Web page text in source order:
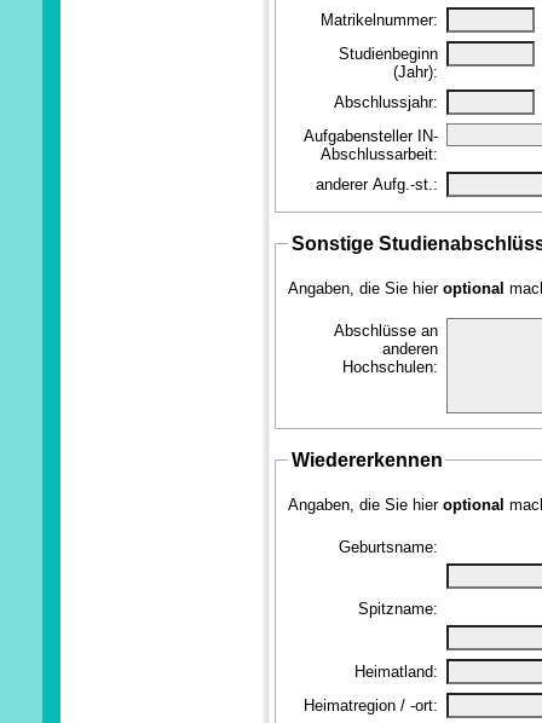
Matrikelnummer:
Studienbeginn
(Jahr):
Abschlussjahr:
Aufgabensteller IN-
Abschlussarbeit:
anderer Aufg.-st.:
Sonstige
Angaben, die Sie hier optional
Abschlüsse an
anderen
Hochschulen:
Wiedererkennen
Angaben, die Sie hier optional
Geburtsname:
Spitzname:
Heimatland:
Heimatregion / -ort: